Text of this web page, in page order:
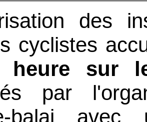
des
cyclistes
heure sur
par
balai